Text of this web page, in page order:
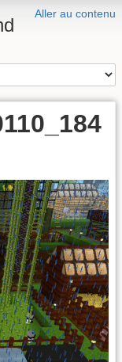
Aller au contenu